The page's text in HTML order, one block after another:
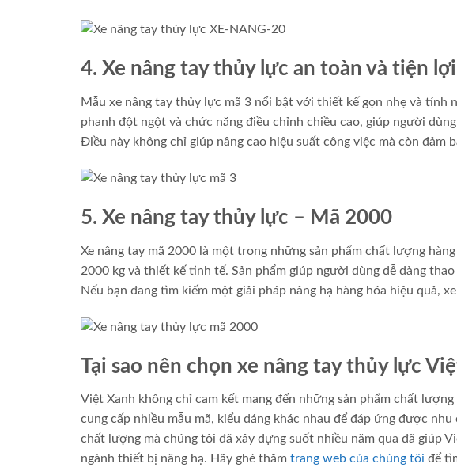
4. Xe nâng tay thủy lực an toàn và tiện
Mẫu xe nâng tay thủy lực mã 3 nổi bật với thiết kế gọn nhẹ và tính
phanh đột ngột và chức năng điều chỉnh chiều cao, giúp người
Điều này không chỉ giúp nâng cao hiệu suất công việc mà còn đảm
5. Xe nâng tay thủy lực – Mã 2000
Xe nâng tay mã 2000 là một trong những sản phẩm chất lượng
2000 kg và thiết kế tinh tế. Sản phẩm giúp người dùng dễ dàng
Nếu bạn đang tìm kiếm một giải pháp nâng hạ hàng hóa hiệu quả,
Tại sao nên chọn xe nâng tay thủy lực
Việt Xanh không chỉ cam kết mang đến những sản phẩm chất
cung cấp nhiều mẫu mã, kiểu dáng khác nhau để đáp ứng được
chất lượng mà chúng tôi đã xây dựng suốt nhiều năm qua đã giúp
ngành thiết bị nâng hạ. Hãy ghé thăm trang web của chúng tôi để